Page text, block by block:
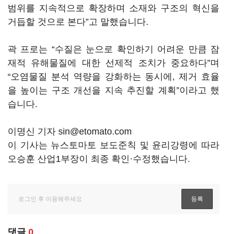
범위를 지속적으로 확장하며 소재와 구조의 혁신을
거듭할 것으로 본다”고 말했습니다.
곽 프로는 “수질은 눈으로 확인하기 어려운 만큼 잠
재적 유해물질에 대한 선제적 조치가 중요하다”며
“오염물질 분석 역량을 강화하는 동시에, 제거 효율
을 높이는 구조 개선을 지속 추진할 계획”이라고 했
습니다.
이명신 기자 sin@etomato.com
이 기사는 뉴스토마토 보도준칙 및 윤리강령에 따라
오승훈 산업1부장이 최종 확인·수정했습니다.
댓글 0